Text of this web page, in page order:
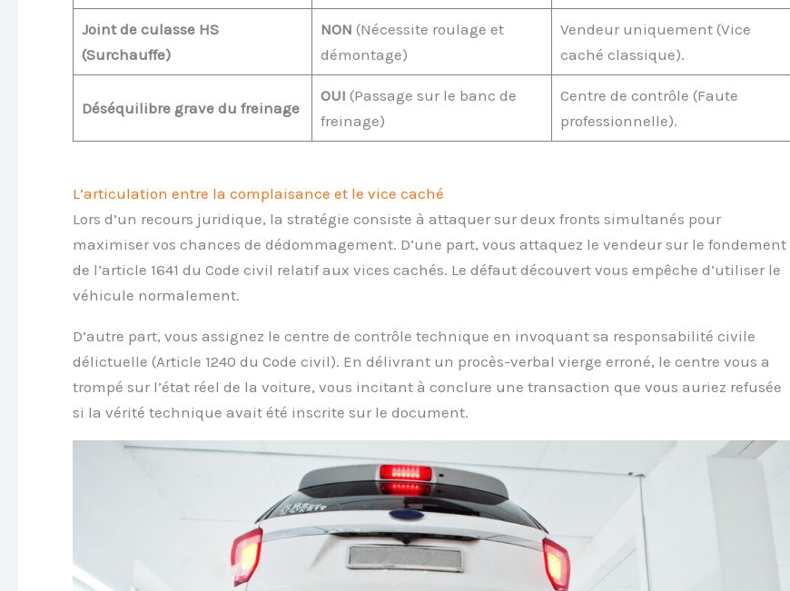
Joint de culasse HS
(Surchauffe)
NON (Nécessite roulage et
démontage)
Vendeur uniquement (Vice
caché classique).
Déséquilibre grave du freinage
OUI (Passage sur le banc de
freinage)
Centre de contrôle (Faute
professionnelle).
L’articulation entre la complaisance et le vice caché
Lors d’un recours juridique, la stratégie consiste à attaquer sur deux fronts simultanés pour
maximiser vos chances de dédommagement. D’une part, vous attaquez le vendeur sur le fondement
de l’article 1641 du Code civil relatif aux vices cachés. Le défaut découvert vous empêche d’utiliser le
véhicule normalement.
D’autre part, vous assignez le centre de contrôle technique en invoquant sa responsabilité civile
délictuelle (Article 1240 du Code civil). En délivrant un procès-verbal vierge erroné, le centre vous a
trompé sur l’état réel de la voiture, vous incitant à conclure une transaction que vous auriez refusée
si la vérité technique avait été inscrite sur le document.